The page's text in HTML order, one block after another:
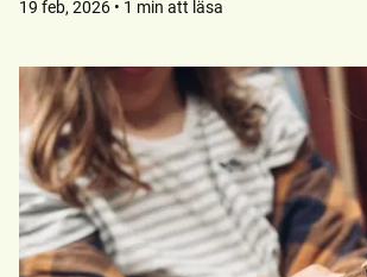
19 feb, 2026 • 1 min att läsa